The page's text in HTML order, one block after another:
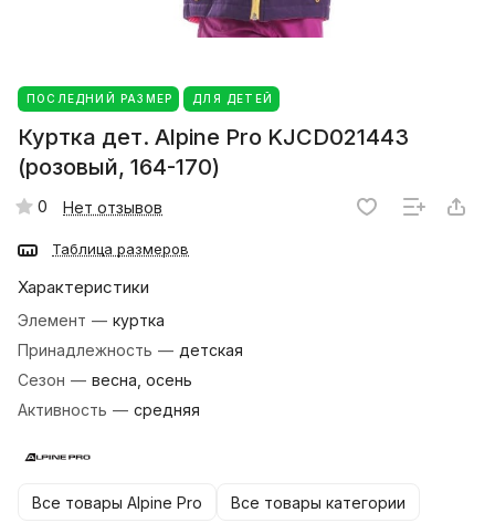
ПОСЛЕДНИЙ РАЗМЕР ДЛЯ ДЕТЕЙ
Куртка дет. Alpine Pro KJCD021443
(розовый, 164-170)
0 Нет отзывов
Таблица размеров
Характеристики
Элемент — куртка
Принадлежность — детская
Сезон — весна, осень
Активность — средняя
Все товары Alpine Pro Все товары категории